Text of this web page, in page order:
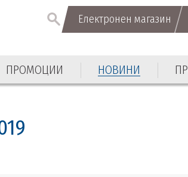
Електронен магазин
ПРОМОЦИИ НОВИНИ